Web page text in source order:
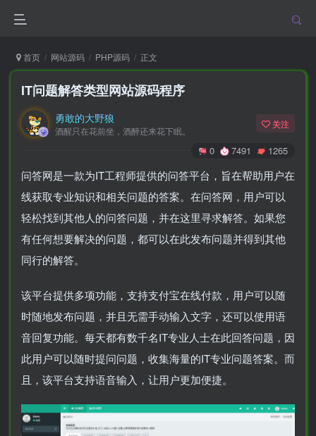
首页 网站源码 PHP源码 正文
IT问题解答类型网站源码程序
勇敢的大野狼
酒醒只在花前坐，酒醉还来花下眠。
关注
0 7491 1265
问答网是一款为IT工程师提供的问答平台，旨在帮助用户在
线获取专业知识和相关问题的答案。在问答网，用户可以
轻松找到其他人的问答问题，并在这里寻求解答。如果您
有任何想要解决的问题，都可以在此发布问题并得到其他
同行的解答。
该平台提供多项功能，支持支付宝在线付款，用户可以随
时随地发布问题，并且无需手动输入文字，还可以使用语
音回复功能。每天都有数千名IT专业人士在此回答问题，因
此用户可以随时提问问题，收集海量的IT专业问题答案。而
且，该平台支持语音输入，让用户更加便捷。